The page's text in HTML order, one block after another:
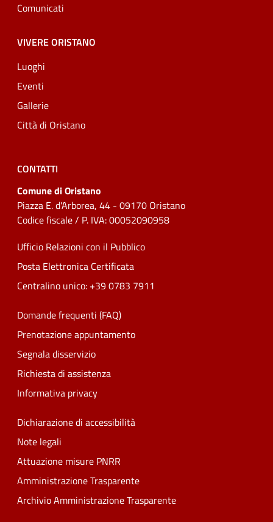
Comunicati
VIVERE ORISTANO
Luoghi
Eventi
Gallerie
Città di Oristano
CONTATTI
Comune di Oristano
Piazza E. d'Arborea, 44 - 09170 Oristano
Codice fiscale / P. IVA: 00052090958
Ufficio Relazioni con il Pubblico
Posta Elettronica Certificata
Centralino unico: +39 0783 7911
Domande frequenti (FAQ)
Prenotazione appuntamento
Segnala disservizio
Richiesta di assistenza
Informativa privacy
Dichiarazione di accessibilità
Note legali
Attuazione misure PNRR
Amministrazione Trasparente
Archivio Amministrazione Trasparente